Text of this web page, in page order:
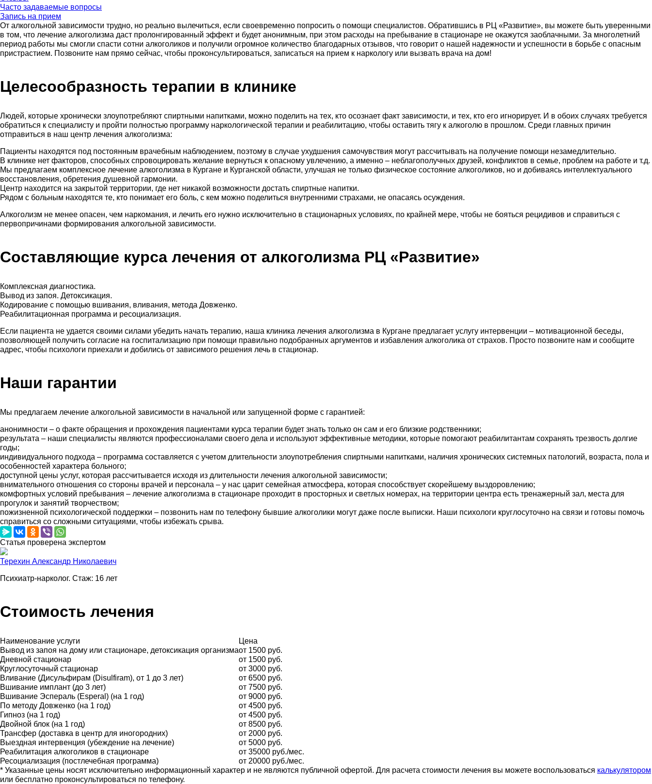
Часто задаваемые вопросы
Запись на прием
От алкогольной зависимости трудно, но реально вылечиться, если своевременно попросить о помощи специалистов. Обратившись в РЦ «Развитие», вы можете быть уверенными
в том, что лечение алкоголизма даст пролонгированный эффект и будет анонимным, при этом расходы на пребывание в стационаре не окажутся заоблачными. За многолетний
период работы мы смогли спасти сотни алкоголиков и получили огромное количество благодарных отзывов, что говорит о нашей надежности и успешности в борьбе с опасным
пристрастием. Позвоните нам прямо сейчас, чтобы проконсультироваться, записаться на прием к наркологу или вызвать врача на дом!
Целесообразность терапии в клинике
Людей, которые хронически злоупотребляют спиртными напитками, можно поделить на тех, кто осознает факт зависимости, и тех, кто его игнорирует. И в обоих случаях требуется
обратиться к специалисту и пройти полностью программу наркологической терапии и реабилитацию, чтобы оставить тягу к алкоголю в прошлом. Среди главных причин
отправиться в наш центр лечения алкоголизма:
Пациенты находятся под постоянным врачебным наблюдением, поэтому в случае ухудшения самочувствия могут рассчитывать на получение помощи незамедлительно.
В клинике нет факторов, способных спровоцировать желание вернуться к опасному увлечению, а именно – неблагополучных друзей, конфликтов в семье, проблем на работе и т.д.
Мы предлагаем комплексное лечение алкоголизма в Кургане и Курганской области, улучшая не только физическое состояние алкоголиков, но и добиваясь интеллектуального
восстановления, обретения душевной гармонии.
Центр находится на закрытой территории, где нет никакой возможности достать спиртные напитки.
Рядом с больным находятся те, кто понимает его боль, с кем можно поделиться внутренними страхами, не опасаясь осуждения.
Алкоголизм не менее опасен, чем наркомания, и лечить его нужно исключительно в стационарных условиях, по крайней мере, чтобы не бояться рецидивов и справиться с
первопричинами формирования алкогольной зависимости.
Составляющие курса лечения от алкоголизма РЦ «Развитие»
Комплексная диагностика.
Вывод из запоя. Детоксикация.
Кодирование с помощью вшивания, вливания, метода Довженко.
Реабилитационная программа и ресоциализация.
Если пациента не удается своими силами убедить начать терапию, наша клиника лечения алкоголизма в Кургане предлагает услугу интервенции – мотивационной беседы,
позволяющей получить согласие на госпитализацию при помощи правильно подобранных аргументов и избавления алкоголика от страхов. Просто позвоните нам и сообщите
адрес, чтобы психологи приехали и добились от зависимого решения лечь в стационар.
Наши гарантии
Мы предлагаем лечение алкогольной зависимости в начальной или запущенной форме с гарантией:
анонимности – о факте обращения и прохождения пациентами курса терапии будет знать только он сам и его близкие родственники;
результата – наши специалисты являются профессионалами своего дела и используют эффективные методики, которые помогают реабилитантам сохранять трезвость долгие
годы;
индивидуального подхода – программа составляется с учетом длительности злоупотребления спиртными напитками, наличия хронических системных патологий, возраста, пола и
особенностей характера больного;
доступной цены услуг, которая рассчитывается исходя из длительности лечения алкогольной зависимости;
внимательного отношения со стороны врачей и персонала – у нас царит семейная атмосфера, которая способствует скорейшему выздоровлению;
комфортных условий пребывания – лечение алкоголизма в стационаре проходит в просторных и светлых номерах, на территории центра есть тренажерный зал, места для
прогулок и занятий творчеством;
пожизненной психологической поддержки – позвонить нам по телефону бывшие алкоголики могут даже после выписки. Наши психологи круглосуточно на связи и готовы помочь
справиться со сложными ситуациями, чтобы избежать срыва.
Статья проверена экспертом
Терехин Александр Николаевич
Психиатр-нарколог. Стаж: 16 лет
Стоимость лечения
Наименование услуги
Цена
Вывод из запоя на дому или стационаре, детоксикация организмаот 1500 руб.
Дневной стационар
от 1500 руб.
Круглосуточный стационар
от 3000 руб.
Вливание (Дисульфирам (Disulfiram), от 1 до 3 лет)
от 6500 руб.
Вшивание имплант (до 3 лет)
от 7500 руб.
Вшивание Эспераль (Esperal) (на 1 год)
от 9000 руб.
По методу Довженко (на 1 год)
от 4500 руб.
Гипноз (на 1 год)
от 4500 руб.
Двойной блок (на 1 год)
от 8500 руб.
Трансфер (доставка в центр для иногородних)
от 2000 руб.
Выездная интервенция (убеждение на лечение)
от 5000 руб.
Реабилитация алкоголиков в стационаре
от 35000 руб./мес.
Ресоциализация (постлечебная программа)
от 20000 руб./мес.
* Указанные цены носят исключительно информационный характер и не являются публичной офертой. Для расчета стоимости лечения вы можете воспользоваться калькулятором
или бесплатно проконсультироваться по телефону.